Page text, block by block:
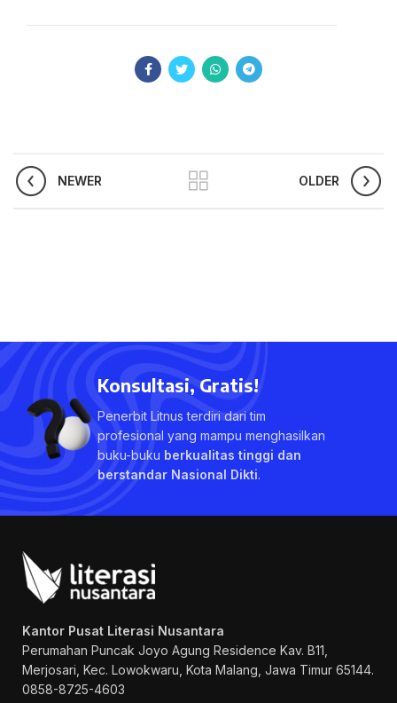
NEWER OLDER
Konsultasi, Gratis!
Penerbit Litnus terdiri dari tim
profesional yang mampu menghasilkan
buku-buku berkualitas tinggi dan
berstandar Nasional Dikti.
Kantor Pusat Literasi Nusantara
Perumahan Puncak Joyo Agung Residence Kav. B11,
Merjosari, Kec. Lowokwaru, Kota Malang, Jawa Timur 65144.
0858-8725-4603